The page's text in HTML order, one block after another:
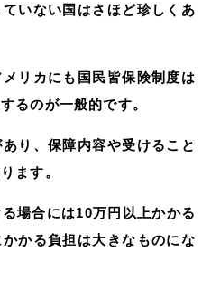
いない国はさほど珍しくあ
リカにも国民皆保険制度は
るのが一般的です。
り、保障内容や受けること
ます。
場合には10万円以上かかる
かる負担は大きなものにな